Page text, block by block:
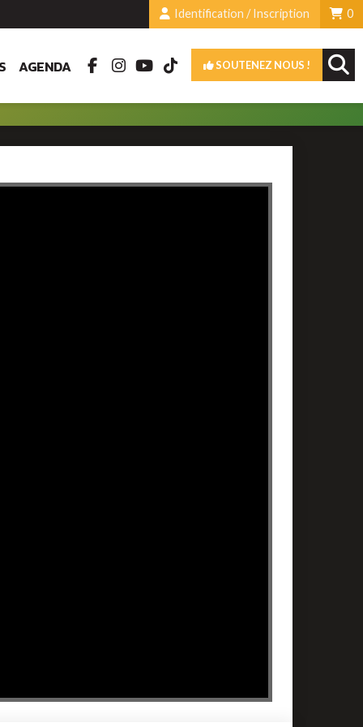
0
Identification / Inscription
AGENDA SOUTENEZ NOUS !